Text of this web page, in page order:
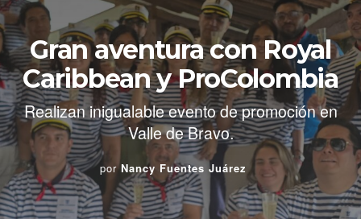
Gran aventura con Royal
Caribbean y ProColombia
Realizan inigualable evento de promoción en
Valle de Bravo.
por Nancy Fuentes Juárez